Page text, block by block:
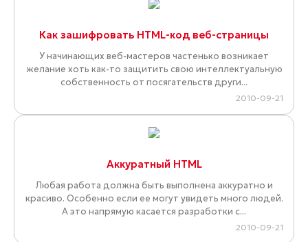
Как зашифровать HTML-код веб-страницы
У начинающих веб-мастеров частенько возникает
желание хоть как-то защитить свою интеллектуальную
собственность от посягательств други...
2010-09-21
Аккуратный HTML
Любая работа должна быть выполнена аккуратно и
красиво. Особенно если ее могут увидеть много людей.
А это напрямую касается разработки с...
2010-09-21